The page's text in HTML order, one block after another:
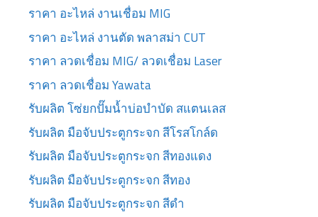
ราคา อะไหล่ งานเชื่อม MIG
ราคา อะไหล่ งานตัด พลาสม่า CUT
ราคา ลวดเชื่อม MIG/ ลวดเชื่อม Laser
ราคา ลวดเชื่อม Yawata
รับผลิต โซ่ยกปั๊มน้ำบ่อบำบัด สแตนเลส
รับผลิต มือจับประตูกระจก สีโรสโกล์ด
รับผลิต มือจับประตูกระจก สีทองแดง
รับผลิต มือจับประตูกระจก สีทอง
รับผลิต มือจับประตูกระจก สีดำ